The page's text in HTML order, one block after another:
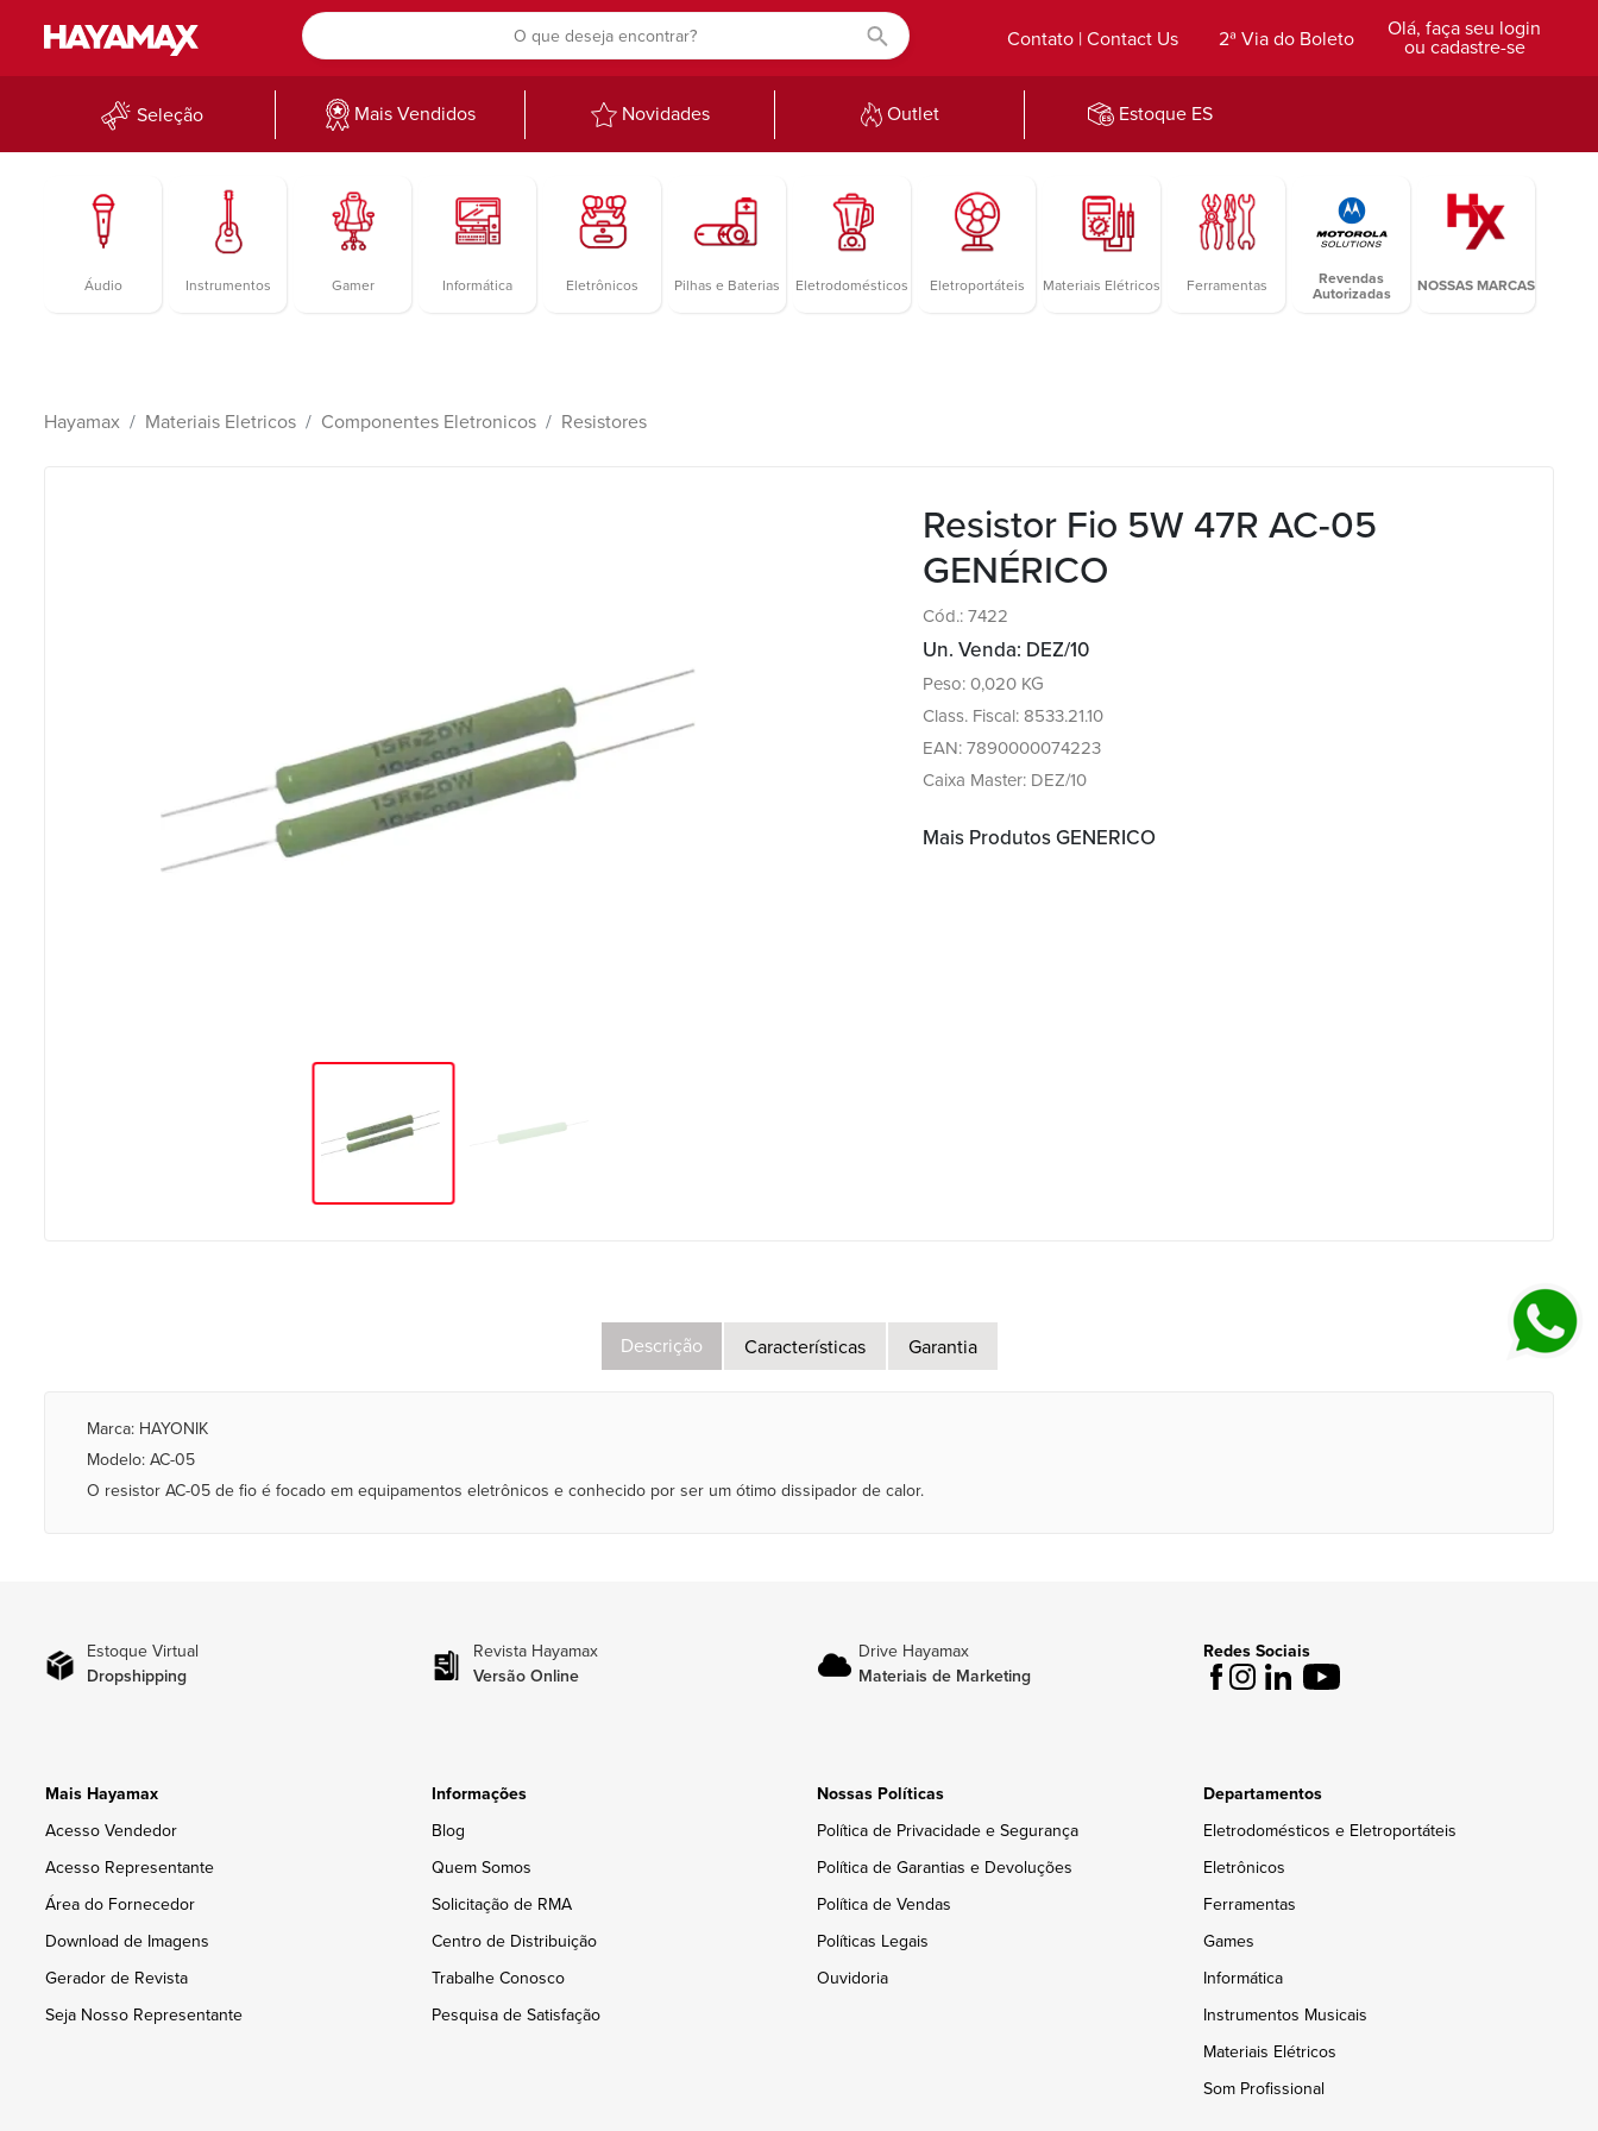
Olá, faça seu login
ou cadastre-se
2ª Via do Boleto
Contato | Contact Us
Seleção Mais Vendidos Novidades Outlet Estoque ES
Áudio Instrumentos Gamer Informática Eletrônicos Pilhas e Baterias Eletrodomésticos Eletroportáteis Materiais Elétricos Ferramentas
Revendas
Autorizadas
NOSSAS MARCAS
Hayamax Materiais Eletricos Componentes Eletronicos Resistores
Resistor Fio 5W 47R AC-05
GENÉRICO
Cód.: 7422
Un. Venda: DEZ/10
Peso: 0,020 KG
Class. Fiscal: 8533.21.10
EAN: 7890000074223
Caixa Master: DEZ/10
Mais Produtos GENERICO
Descrição Características Garantia
Marca: HAYONIK
Modelo: AC-05
O resistor AC-05 de fio é focado em equipamentos eletrônicos e conhecido por ser um ótimo dissipador de calor.
Estoque Virtual
Dropshipping
Revista Hayamax
Versão Online
Drive Hayamax
Materiais de Marketing
Redes Sociais
Mais Hayamax
Acesso Vendedor
Acesso Representante
Área do Fornecedor
Download de Imagens
Gerador de Revista
Seja Nosso Representante
Informações
Blog
Quem Somos
Solicitação de RMA
Centro de Distribuição
Trabalhe Conosco
Pesquisa de Satisfação
Nossas Políticas
Política de Privacidade e Segurança
Política de Garantias e Devoluções
Política de Vendas
Políticas Legais
Ouvidoria
Departamentos
Eletrodomésticos e Eletroportáteis
Eletrônicos
Ferramentas
Games
Informática
Instrumentos Musicais
Materiais Elétricos
Som Profissional